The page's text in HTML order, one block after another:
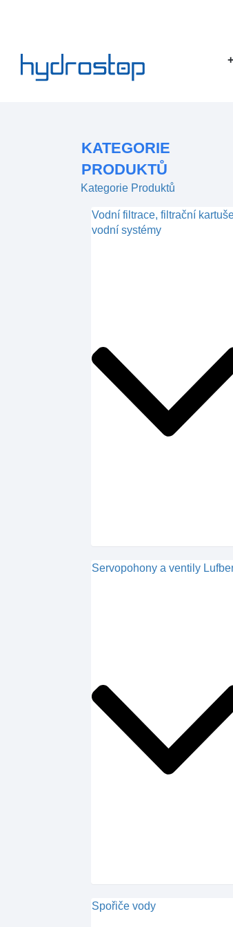
KATEGORIE
PRODUKTŮ
Kategorie Produktů
Vodní filtrace, filtrační
vodní systémy
Servopohony a ventily
Spořiče vody